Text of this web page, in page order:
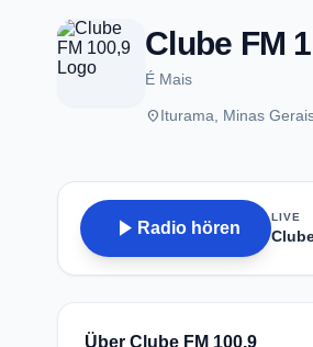
Clube FM
É Mais
placeIturama, Minas
play_arrow Radio hören
LIVE
Über Clube FM 100,9